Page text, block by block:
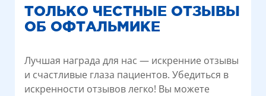
ТОЛЬКО ЧЕСТНЫЕ ОТЗЫВЫ
ОБ ОФТАЛЬМИКЕ
Лучшая награда для нас — искренние отзывы
и счастливые глаза пациентов. Убедиться в
искренности отзывов легко! Вы можете